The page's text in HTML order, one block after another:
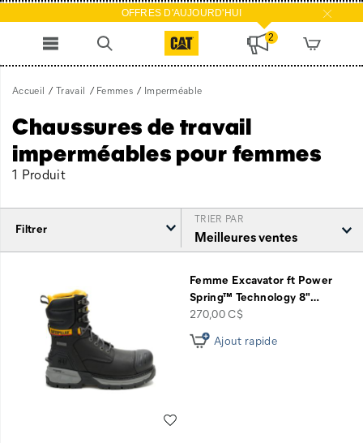
OFFRES D'AUJOURD'HUI
2
Accueil Travail Femmes Imperméable
Chaussures de travail
imperméables pour femmes
1 Produit
Filtrer
TRIER PAR
Imperméable
Femme Excavator ft Power
Spring™ Technology 8"…
price
270,00 C$
Ajout rapide